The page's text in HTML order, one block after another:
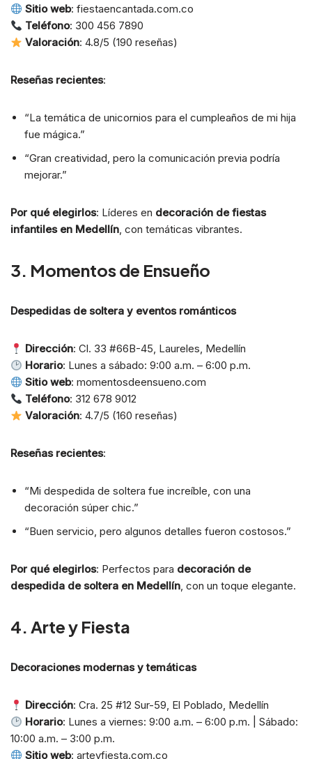
Sitio web: fiestaencantada.com.co
Teléfono: 300 456 7890
Valoración: 4.8/5 (190 reseñas)
Reseñas recientes:
“La temática de unicornios para el cumpleaños de mi hija
fue mágica.”
“Gran creatividad, pero la comunicación previa podría
mejorar.”
Por qué elegirlos: Líderes en decoración de fiestas
infantiles en Medellín, con temáticas vibrantes.
3. Momentos de Ensueño
Despedidas de soltera y eventos románticos
Dirección: Cl. 33 #66B-45, Laureles, Medellín
Horario: Lunes a sábado: 9:00 a.m. – 6:00 p.m.
Sitio web: momentosdeensueno.com
Teléfono: 312 678 9012
Valoración: 4.7/5 (160 reseñas)
Reseñas recientes:
“Mi despedida de soltera fue increíble, con una
decoración súper chic.”
“Buen servicio, pero algunos detalles fueron costosos.”
Por qué elegirlos: Perfectos para decoración de
despedida de soltera en Medellín, con un toque elegante.
4. Arte y Fiesta
Decoraciones modernas y temáticas
Dirección: Cra. 25 #12 Sur-59, El Poblado, Medellín
Horario: Lunes a viernes: 9:00 a.m. – 6:00 p.m. | Sábado:
10:00 a.m. – 3:00 p.m.
Sitio web: arteyfiesta.com.co